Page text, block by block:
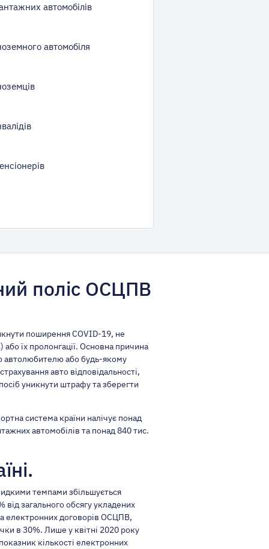
автомобілів
автомобіля
поліс ОСЦПВ
поширення COVID-19, не
їх пролонгації. Основна причина
автолюбителю або будь-якому
авто відповідальності,
уникнути штрафу та зберегти
система країни налічує понад
автомобілів та понад 840 тис.
темпами збільшується
загального обсягу укладених
електронних договорів ОСЦПВ,
в 30%. Лише у квітні 2020 року
кількості електронних